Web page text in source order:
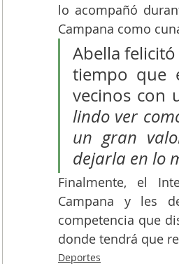
lo acompañó
Campana como
Abella
tiempo que
vecinos con
lindo ver
un gran
dejarla en lo
Finalmente, el
Campana y les
competencia que
donde tendrá que
Deportes